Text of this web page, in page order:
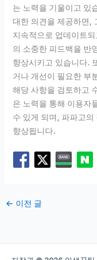
는 노력을 기울이고 있
대한 의견을 제공하면,
지속적으로 업데이트
의 소중한 피드백을 반
향상시키고 있습니다.
거나 개선이 필요한 부
해당 사항을 검토하고
은 노력을 통해 이용자
수 있게 되며, 파파고
향상됩니다.
← 이전 글